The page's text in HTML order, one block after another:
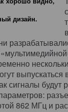
дизайн.
выпускаться
сигналы
862 МГц и